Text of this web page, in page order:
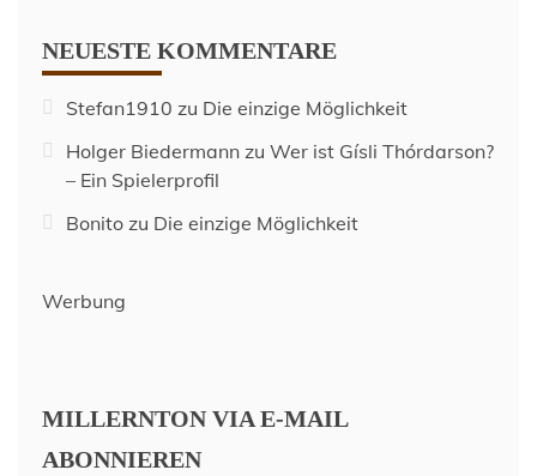
NEUESTE KOMMENTARE
Stefan1910 zu Die einzige Möglichkeit
Holger Biedermann zu Wer ist Gísli Thórdarson?
– Ein Spielerprofil
Bonito zu Die einzige Möglichkeit
Werbung
MILLERNTON VIA E-MAIL
ABONNIEREN